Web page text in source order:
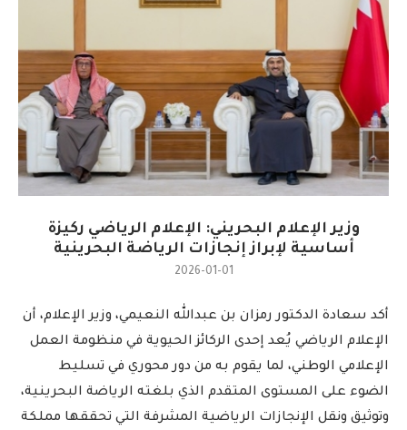
وزير الإعلام البحريني: الإعلام الرياضي ركيزة
أساسية لإبراز إنجازات الرياضة البحرينية
2026-01-01
أكد سعادة الدكتور رمزان بن عبدالله النعيمي، وزير الإعلام، أن
الإعلام الرياضي يُعد إحدى الركائز الحيوية في منظومة العمل
الإعلامي الوطني، لما يقوم به من دور محوري في تسليط
الضوء على المستوى المتقدم الذي بلغته الرياضة البحرينية،
وتوثيق ونقل الإنجازات الرياضية المشرفة التي تحققها مملكة